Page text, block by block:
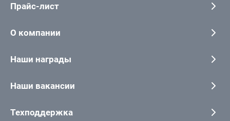
Прайс-лист
О компании
Наши награды
Наши вакансии
Техподдержка